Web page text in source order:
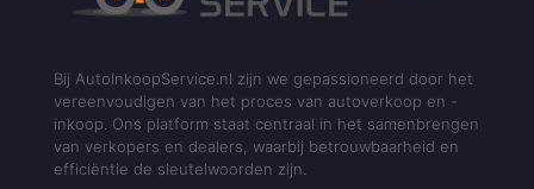
Bij AutoInkoopService.nl zijn we gepassioneerd door het
vereenvoudigen van het proces van autoverkoop en -
inkoop. Ons platform staat centraal in het samenbrengen
van verkopers en dealers, waarbij betrouwbaarheid en
efficiëntie de sleutelwoorden zijn.